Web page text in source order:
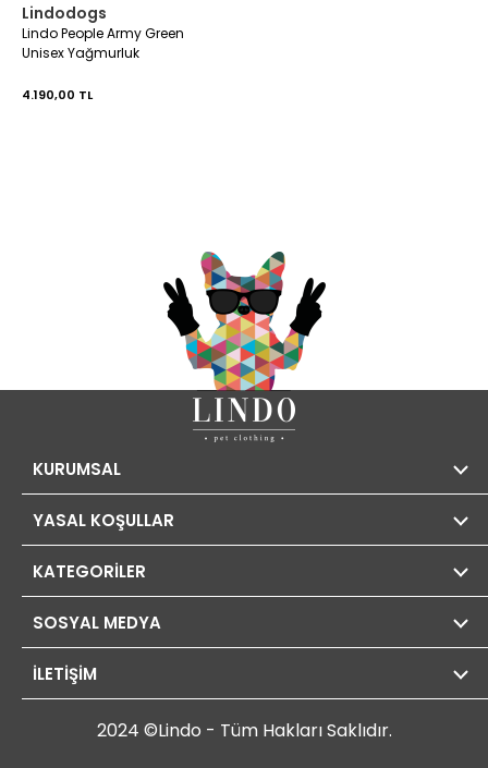
Lindodogs
Lindo People Army Green
Unisex Yağmurluk
4.190,00 TL
KURUMSAL
YASAL KOŞULLAR
KATEGORİLER
SOSYAL MEDYA
İLETİŞİM
2024 ©Lindo - Tüm Hakları Saklıdır.